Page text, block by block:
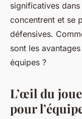
significatives
concentrent et se
défensives.
sont les
équipes ?
L’œil du
pour